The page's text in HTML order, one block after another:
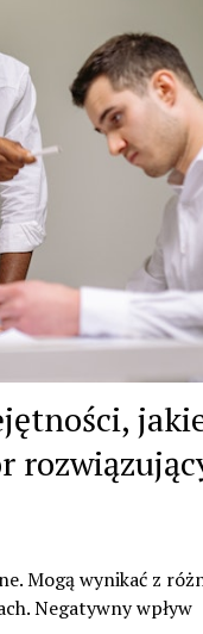
Mogą wynikać z
Negatywny wpływ